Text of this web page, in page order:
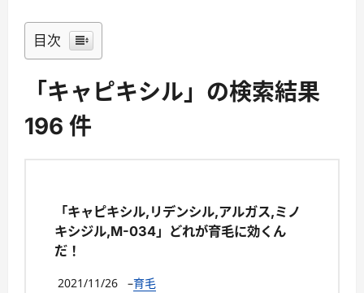
目次
「キャピキシル」の検索結果
196 件
「キャピキシル,リデンシル,アルガス,ミノ
キシジル,M-034」どれが育毛に効くん
だ！
2021/11/26 –育毛